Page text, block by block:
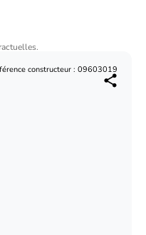
constructeur : 09603019